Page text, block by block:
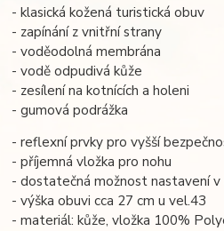
- klasická kožená turistická obuv
- zapínání z vnitřní strany
- voděodolná membrána
- vodě odpudivá kůže
- zesílení na kotnících a holeni
- gumová podrážka
- reflexní prvky pro vyšší
- příjemná vložka pro nohu
- dostatečná možnost nastavení
- výška obuvi cca 27 cm u vel.43
- materiál: kůže, vložka 100%